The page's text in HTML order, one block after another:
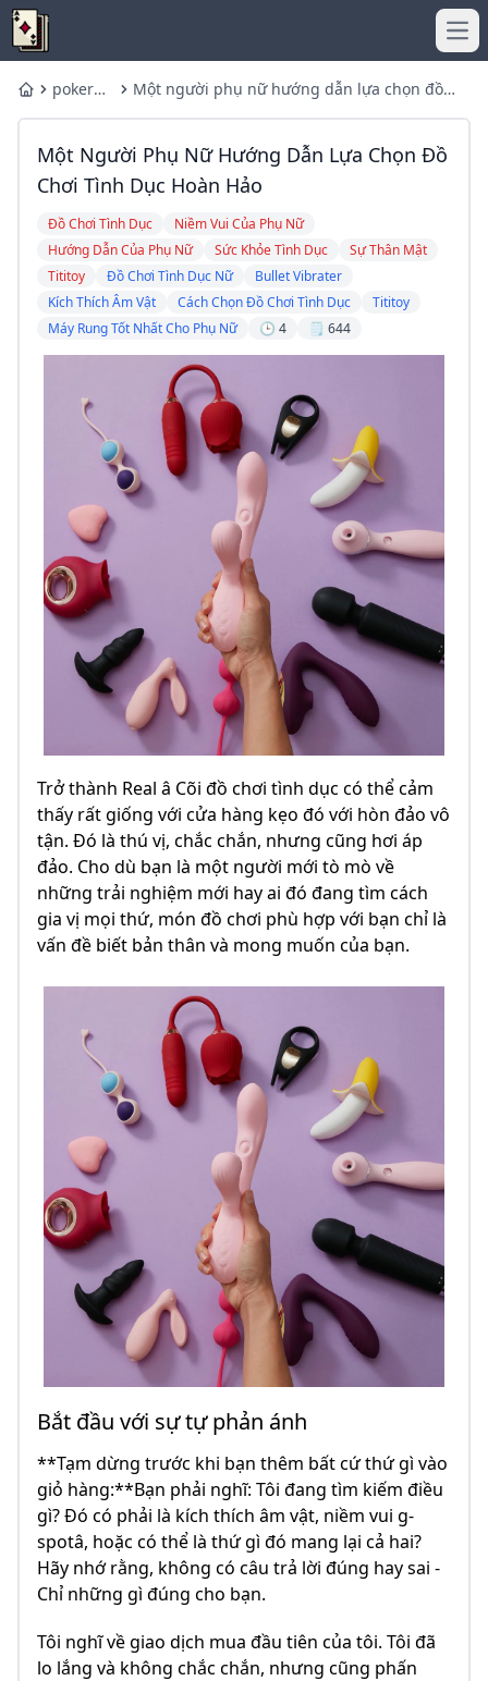
Homepoker
Một người phụ nữ hướng dẫn lựa chọn đồ
Một Người Phụ Nữ Hướng Dẫn Lựa Chọn Đồ
Chơi Tình Dục Hoàn Hảo
Đồ Chơi Tình Dục
Niềm Vui Của Phụ Nữ
Hướng Dẫn Của Phụ Nữ
Sức Khỏe Tình Dục
Sự Thân Mật
Tititoy
Đồ Chơi Tình Dục Nữ
Bullet Vibrater
Kích Thích Âm Vật
Cách Chọn Đồ Chơi Tình Dục
Tititoy
Máy Rung Tốt Nhất Cho Phụ Nữ
🕒 4 🗒️ 644
Trở thành Real â Cõi đồ chơi tình dục có thể cảm
thấy rất giống với cửa hàng kẹo đó với hòn đảo vô
tận. Đó là thú vị, chắc chắn, nhưng cũng hơi áp
đảo. Cho dù bạn là một người mới tò mò về
những trải nghiệm mới hay ai đó đang tìm cách
gia vị mọi thứ, món đồ chơi phù hợp với bạn chỉ là
vấn đề biết bản thân và mong muốn của bạn.
Bắt đầu với sự tự phản ánh
**Tạm dừng trước khi bạn thêm bất cứ thứ gì vào
giỏ hàng:**Bạn phải nghĩ: Tôi đang tìm kiếm điều
gì? Đó có phải là kích thích âm vật, niềm vui g-
spotâ, hoặc có thể là thứ gì đó mang lại cả hai?
Hãy nhớ rằng, không có câu trả lời đúng hay sai -
Chỉ những gì đúng cho bạn.
Tôi nghĩ về giao dịch mua đầu tiên của tôi. Tôi đã
lo lắng và không chắc chắn, nhưng cũng phấn